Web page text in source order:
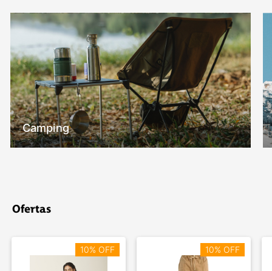
Camping
Ofertas
10% OFF 10% OFF